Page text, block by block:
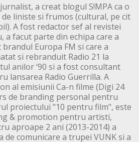
a creat blogul S!MPA ca o
de liniste si frumos (cultural, pe cit
A fost redactor sef al revistei
a facut parte din echipa care a
brandul Europa FM si care a
si rebranduit Radio 21 la
anilor ‘90 si a fost consultant
lansarea Radio Guerrilla. A
al emisiunii Ca-n filme (Digi 24
de branding personal pentru
proiectului "10 pentru film", este
& promotion pentru artisti,
aproape 2 ani (2013-2014) a
de comunicare a trupei VUNK si a